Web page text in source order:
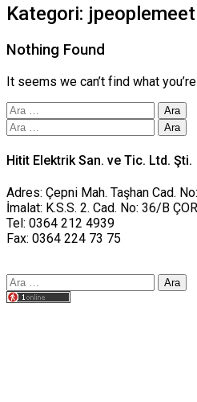
Kategori:
Nothing Found
It seems we can’t find what
Arama:
Arama:
Hitit Elektrik San. ve Tic. Ltd. Şti.
Adres: Çepni Mah. Taşhan Cad.
İmalat: K.S.S. 2. Cad. No: 36/B
Tel: 0364 212 4939
Fax: 0364 224 73 75
Arama: